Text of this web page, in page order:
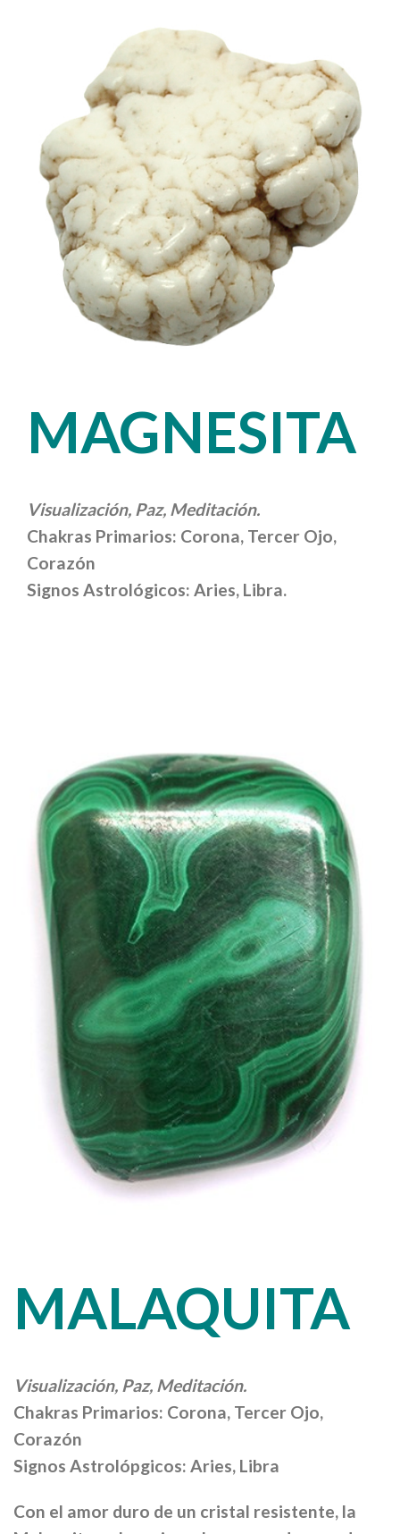
MAGNESITA
Visualización, Paz, Meditación.
Chakras Primarios: Corona, Tercer Ojo,
Corazón
Signos Astrológicos: Aries, Libra.
MALAQUITA
Visualización, Paz, Meditación.
Chakras Primarios: Corona, Tercer Ojo,
Corazón
Signos Astrolópgicos: Aries, Libra
Con el amor duro de un cristal resistente, la